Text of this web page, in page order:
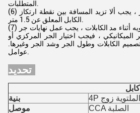
المتطلبات.
(6) افرد الكابل.في عملية الجر ، يجب ألا تزيد المسافة بين نقطة ارتكاز
الكابل المعلق عن 1.5 متر.
(7) من أجل تجنب القوة والتشويه أثناء مد الكابلات ، يجب عمل نهايات جر
الميكانيكي ، فيجب اختيار الجر المركزي أو
تصميم الكابلات وطول الجر وشد الجر وغيرها.
عوامل.
بنية
4P الملتوية زوج
موصل
CCA الصلبة